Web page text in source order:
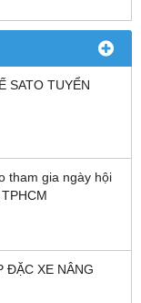
SATO TUYỂN
tham gia ngày hội
ĐẶC XE NÂNG